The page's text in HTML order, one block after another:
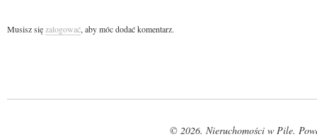
Musisz sięzalogować, aby móc dodać komentarz.
© 2026. Nieruchomości w Pile.